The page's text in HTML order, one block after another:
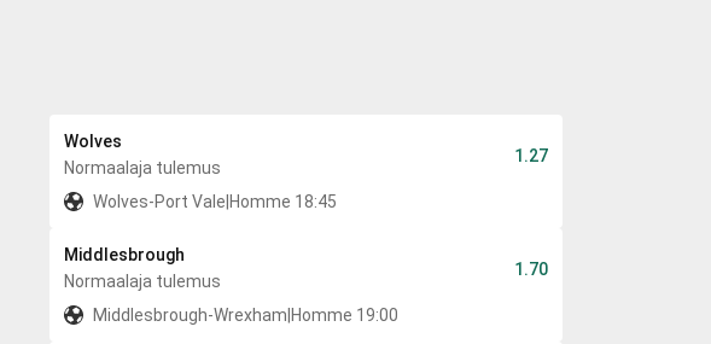
Wolves
Normaalaja tulemus
Wolves-Port Vale Homme 18:45
1.27
Middlesbrough
Normaalaja tulemus
Middlesbrough-Wrexham Homme 19:00
1.70